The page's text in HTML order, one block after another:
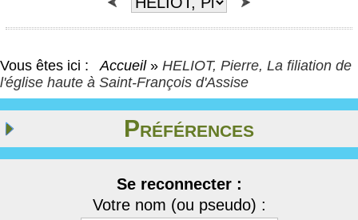
Vous êtes ici : Accueil » HELIOT, Pierre, La filiation de
l'église haute à Saint-François d'Assise
Préférences
Se reconnecter :
Votre nom (ou pseudo) :